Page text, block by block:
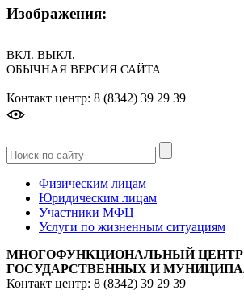
Изображения:
ВКЛ. ВЫКЛ.
ОБЫЧНАЯ ВЕРСИЯ САЙТА
Контакт центр: 8 (8342) 39 29 39
Физическим лицам
Юридическим лицам
Участники МФЦ
Услуги по жизненным ситуациям
МНОГОФУНКЦИОНАЛЬНЫЙ ЦЕНТР
ГОСУДАРСТВЕННЫХ И
Контакт центр: 8 (8342) 39 29 39